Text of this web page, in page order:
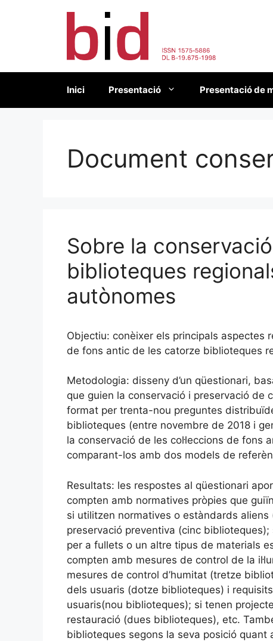
Inici Presentació Presentació de
Document
Sobre la
biblioteques
autònomes
Objectiu: conèixer els principals aspectes
de fons antic de les catorze biblioteques
Metodologia: disseny d’un qüestionari,
que guien la conservació i preservació de
format per trenta-nou preguntes
biblioteques (entre novembre de 2018 i
la conservació de les col·leccions de fons
comparant-los amb dos models de
Resultats: les respostes al qüestionari
compten amb normatives pròpies que
si utilitzen normatives o estàndards
preservació preventiva (cinc
per a fullets o un altre tipus de materials
compten amb mesures de control de la
mesures de control d’humitat (tretze
dels usuaris (dotze biblioteques) i
usuaris(nou biblioteques); si tenen
restauració (dues biblioteques), etc.
biblioteques segons la seva posició